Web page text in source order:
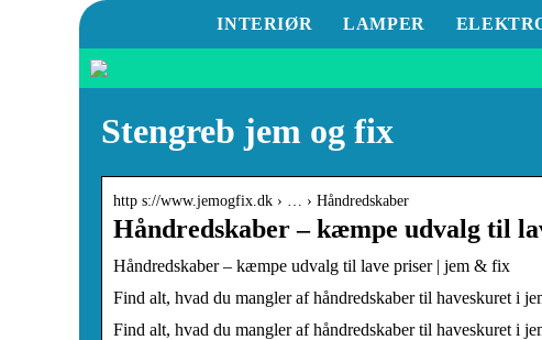
INTERIØR LAMPER
Stengreb jem og fix
http s://www.jemogfix.dk › … › Håndredskaber
Håndredskaber – kæmpe udvalg til
Håndredskaber – kæmpe udvalg til lave priser | jem & fix
Find alt, hvad du mangler af håndredskaber til haveskuret i
Find alt, hvad du mangler af håndredskaber til haveskuret i